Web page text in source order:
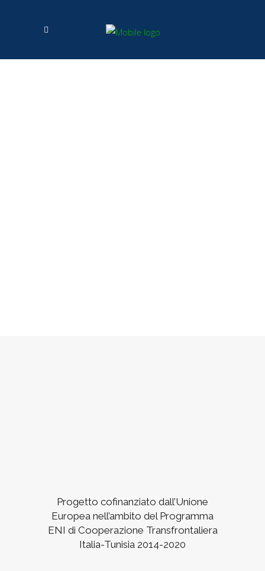
Progetto cofinanziato dall’Unione
Europea nell’ambito del Programma
ENI di Cooperazione Transfrontaliera
Italia-Tunisia 2014-2020